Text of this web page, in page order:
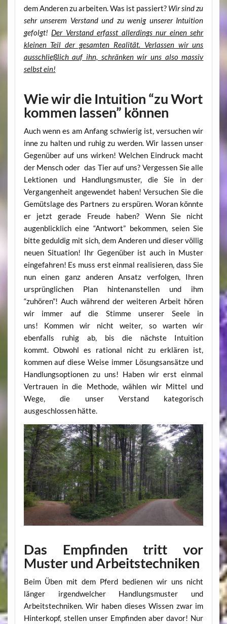
dem Anderen zu arbeiten. Was ist passiert? Wir sind zu
sehr unserem Verstand und zu wenig unserer Intuition
gefolgt! Der Verstand erfasst allerdings nur einen sehr
kleinen Teil der gesamten Realität. Verlassen wir uns
ausschließlich auf ihn, schränken wir uns also massiv
selbst ein!
Wie wir die Intuition “zu Wort
kommen lassen” können
Auch wenn es am Anfang schwierig ist, versuchen wir
inne zu halten und ruhig zu werden. Wir lassen unser
Gegenüber auf uns wirken! Welchen Eindruck macht
der Mensch oder das Tier auf uns? Vergessen Sie alle
Lektionen und Handlungsmuster, die Sie in der
Vergangenheit angewendet haben! Versuchen Sie die
Gemütslage des Partners zu erspüren. Woran könnte
er jetzt gerade Freude haben? Wenn Sie nicht
augenblicklich eine “Antwort” bekommen, seien Sie
bitte geduldig mit sich, dem Anderen und dieser völlig
neuen Situation! Ihr Gegenüber ist auch in Muster
eingefahren! Es muss erst einmal realisieren, dass Sie
nun einen ganz anderen Ansatz verfolgen, Ihren
ursprünglichen Plan hintenanstellen und ihm
“zuhören”! Auch während der weiteren Arbeit hören
wir immer auf die Stimme unserer Seele in
uns! Kommen wir nicht weiter, so warten wir
ebenfalls ruhig ab, bis die nächste Intuition
kommt. Obwohl es rational nicht zu erklären ist,
kommen auf diese Weise immer Lösungsansätze und
Handlungsoptionen zu uns! Haben wir erst einmal
Vertrauen in die Methode, wählen wir Mittel und
Wege, die unser Verstand kategorisch
ausgeschlossen hätte.
Das Empfinden tritt vor
Muster und Arbeitstechniken
Beim Üben mit dem Pferd bedienen wir uns nicht
länger irgendwelcher Handlungsmuster und
Arbeitstechniken. Wir haben dieses Wissen zwar im
Hinterkopf, stellen unser Empfinden aber davor! Nur